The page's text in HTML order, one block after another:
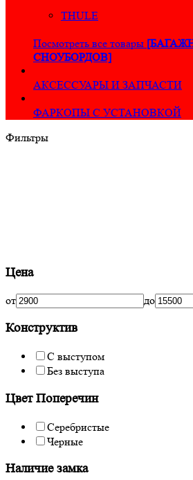
THULE
Посмотреть все товары
СНОУБОРДОВ]
АКСЕССУАРЫ И ЗАПЧАСТИ
ФАРКОПЫ С УСТАНОВКОЙ
Фильтры
Цена
от до
Конструктив
С выступом
Без выступа
Цвет Поперечин
Серебристые
Черные
Наличие замка